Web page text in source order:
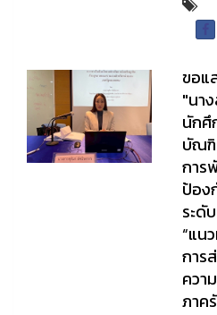
ขอแ
"นา
นักศึ
บัณฑิ
การ
ป้อง
ระดั
“แน
การ
ควา
ภาค